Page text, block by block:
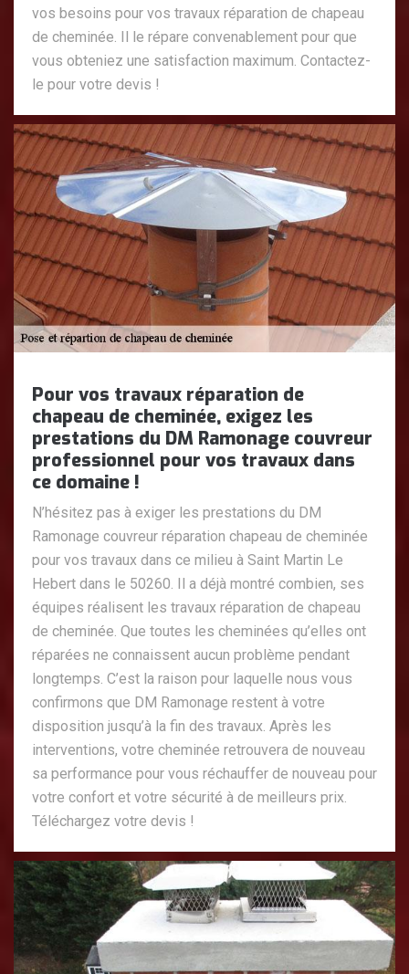
vos besoins pour vos travaux réparation de chapeau
de cheminée. Il le répare convenablement pour que
vous obteniez une satisfaction maximum. Contactez-
le pour votre devis !
Pour vos travaux réparation de
chapeau de cheminée, exigez les
prestations du DM Ramonage couvreur
professionnel pour vos travaux dans
ce domaine !
N’hésitez pas à exiger les prestations du DM
Ramonage couvreur réparation chapeau de cheminée
pour vos travaux dans ce milieu à Saint Martin Le
Hebert dans le 50260. Il a déjà montré combien, ses
équipes réalisent les travaux réparation de chapeau
de cheminée. Que toutes les cheminées qu’elles ont
réparées ne connaissent aucun problème pendant
longtemps. C’est la raison pour laquelle nous vous
confirmons que DM Ramonage restent à votre
disposition jusqu’à la fin des travaux. Après les
interventions, votre cheminée retrouvera de nouveau
sa performance pour vous réchauffer de nouveau pour
votre confort et votre sécurité à de meilleurs prix.
Téléchargez votre devis !